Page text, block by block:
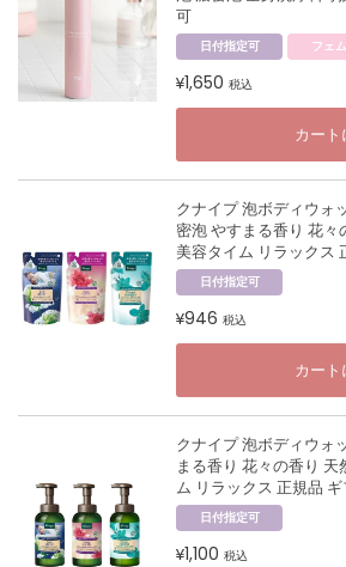
可
日付指定可 フェ
¥1,650 税込
カート
クナイプ 泡ボディウォ
密泡 やすまる香り 花
美容タイム リラックス
日付指定可
¥946 税込
カート
クナイプ 泡ボディウォ
まる香り 花々の香り
ム リラックス 正規品
日付指定可
¥1,100 税込